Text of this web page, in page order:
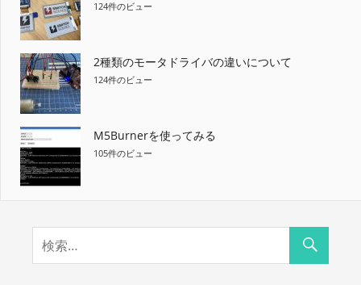
124件のビュー
2種類のモータドライバの違いについて
124件のビュー
M5Burnerを使ってみる
105件のビュー